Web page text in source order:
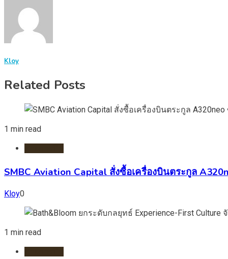
Kloy
Related Posts
1 min read
SMBC Aviation Capital สั่งซื้อเครื่องบินตระกูล
Kloy0
1 min read